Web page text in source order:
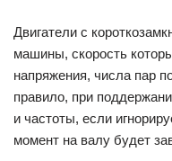
Двигатели с
машины, скорость
напряжения, числа пар
правило, при
и частоты, если
момент на валу будет